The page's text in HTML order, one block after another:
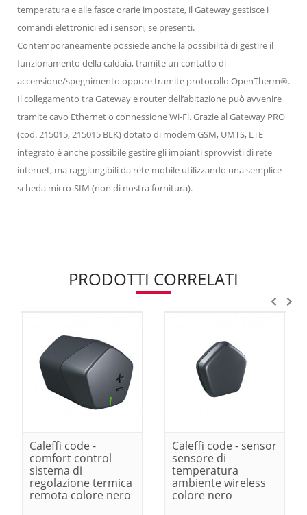
temperatura e alle fasce orarie impostate, il Gateway gestisce i
comandi elettronici ed i sensori, se presenti.
Contemporaneamente possiede anche la possibilità di gestire il
funzionamento della caldaia, tramite un contatto di
accensione/spegnimento oppure tramite protocollo OpenTherm®.
Il collegamento tra Gateway e router dell’abitazione può avvenire
tramite cavo Ethernet o connessione Wi-Fi. Grazie al Gateway PRO
(cod. 215015, 215015 BLK) dotato di modem GSM, UMTS, LTE
integrato è anche possibile gestire gli impianti sprovvisti di rete
internet, ma raggiungibili da rete mobile utilizzando una semplice
scheda micro-SIM (non di nostra fornitura).
PRODOTTI CORRELATI
Caleffi code -
comfort control
sistema di
regolazione termica
remota colore nero
Caleffi code - sensor
sensore di
temperatura
ambiente wireless
colore nero